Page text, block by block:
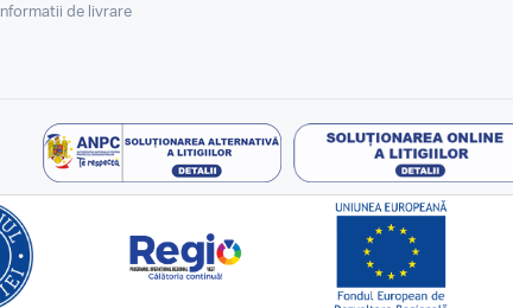
Informatii de livrare